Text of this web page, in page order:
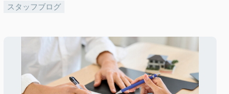
スタッフブログ